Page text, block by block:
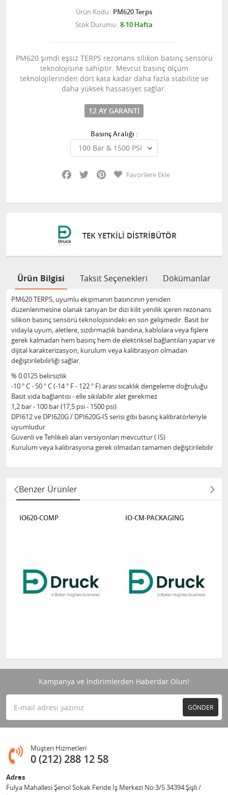
Ürün Kodu PM620 Terps
Stok Durumu 8-10 Hafta
PM620 şimdi eşsiz TERPS rezonans silikon basınç sensörü
teknolojisine sahiptir. Mevcut basınç ölçüm
teknolojilerinden dört kata kadar daha fazla stabilite ve
daha yüksek hassasiyet sağlar.
12 AY GARANTI
Basınç Aralığı :
Facebook
Twitter PinterestFavorilere Ekle
TEK YETKILI DISTRIBÜTÖR
Ürün Bilgisi Taksit Seçenekleri Dökümanlar
PM620 TERPS, uyumlu ekipmanın basıncının yeniden
düzenlenmesine olanak tanıyan bir dizi kilit yenilik içeren rezonans
silikon basınç sensörü teknolojisindeki en son gelişmedir. Basit bir
vidayla uyum, aletlere, sızdırmazlık bandına, kablolara veya fişlere
gerek kalmadan hem basınç hem de elektriksel bağlantıları yapar ve
dijital karakterizasyon, kurulum veya kalibrasyon olmadan
değiştirilebilirliği sağlar.
% 0.0125 belirsizlik
-10 ° C - 50 ° C (-14 ° F - 122 ° F) arası sıcaklık dengeleme doğruluğu
Basit vida bağlantısı - elle sıkılabilir alet gerekmez
1,2 bar - 100 bar (17,5 psi - 1500 psi)
DPI612 ve DPI620G / DPI620G-IS serisi gibi basınç kalibratörleriyle
uyumludur
Güvenli ve Tehlikeli alan versiyonları mevcuttur ( IS)
Kurulum veya kalibrasyona gerek olmadan tamamen değiştirilebilir
Benzer Ürünler
IO620-COMP IO-CM-PACKAGING
Kampanya ve İndirimlerden Haberdar Olun!
GÖNDER
Müşteri Hizmetleri
0 (212) 288 12 58
Adres
Fulya Mahallesi Şenol Sokak Feride İş Merkezi No:3/5 34394 Şişli /